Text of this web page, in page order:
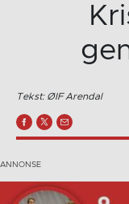
Tekst: ØIF Arendal